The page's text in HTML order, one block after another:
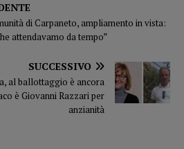
di Carpaneto, ampliamento in vista:
attendavamo da tempo”
SUCCESSIVO
al ballottaggio è ancora
è Giovanni Razzari per
anzianità